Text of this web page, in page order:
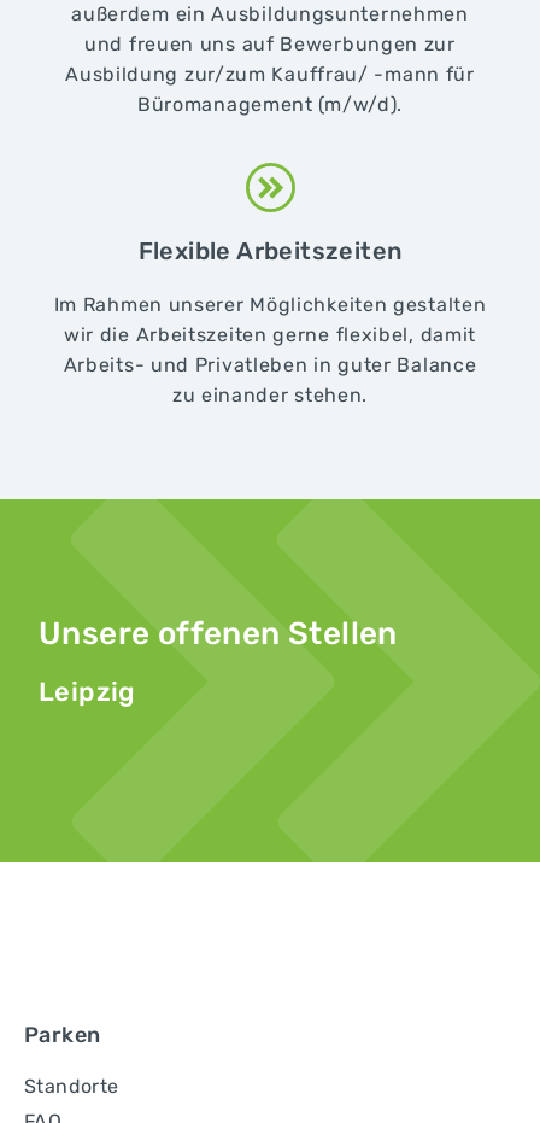
außerdem ein Ausbildungsunternehmen
und freuen uns auf Bewerbungen zur
Ausbildung zur/zum Kauffrau/ -mann für
Büromanagement (m/w/d).
Flexible Arbeitszeiten
Im Rahmen unserer Möglichkeiten gestalten
wir die Arbeitszeiten gerne flexibel, damit
Arbeits- und Privatleben in guter Balance
zu einander stehen.
Unsere offenen Stellen
Leipzig
Parken
Standorte